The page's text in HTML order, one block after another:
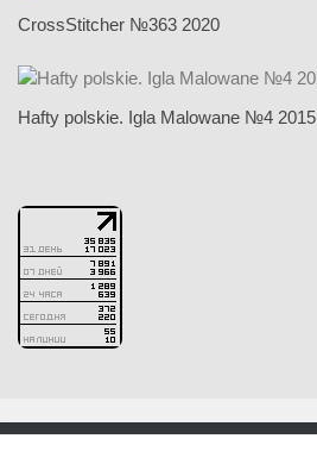
CrossStitcher №363 2020
Hafty polskie. Igla Malowane №4 2015